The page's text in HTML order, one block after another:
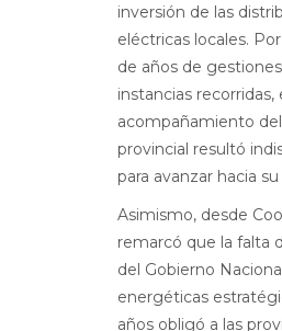
inversión de las
eléctricas locales.
de años de
instancias recorridas,
acompañamiento
provincial resultó
para avanzar hacia
Asimismo, desde
remarcó que la falta
del Gobierno
energéticas
años obligó a las